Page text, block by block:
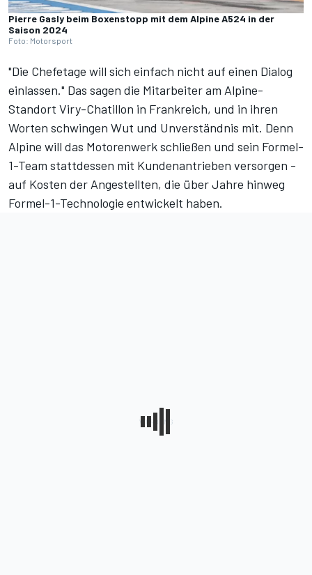
Pierre Gasly beim Boxenstopp mit dem Alpine A524 in der
Saison 2024
Foto: Motorsport
"Die Chefetage will sich einfach nicht auf einen Dialog
einlassen." Das sagen die Mitarbeiter am Alpine-
Standort Viry-Chatillon in Frankreich, und in ihren
Worten schwingen Wut und Unverständnis mit. Denn
Alpine will das Motorenwerk schließen und sein Formel-
1-Team stattdessen mit Kundenantrieben versorgen -
auf Kosten der Angestellten, die über Jahre hinweg
Formel-1-Technologie entwickelt haben.